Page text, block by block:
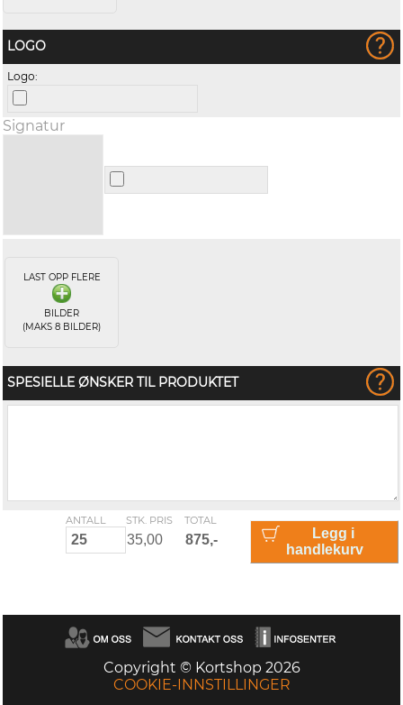
LOGO
Logo:
Signatur
LAST OPP FLERE
BILDER
(MAKS 8 BILDER)
SPESIELLE ØNSKER TIL PRODUKTET
ANTALL STK. PRIS TOTAL
Legg i
handlekurv
Copyright © Kortshop 2026
COOKIE-INNSTILLINGER